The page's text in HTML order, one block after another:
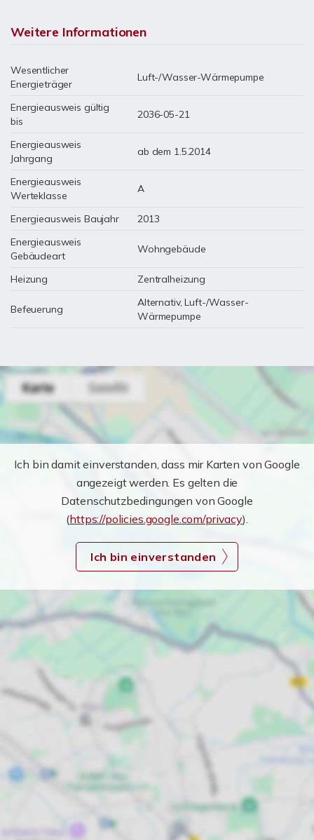
Weitere Informationen
Wesentlicher
Energieträger
Luft-/Wasser-Wärmepumpe
Energieausweis gültig
bis
2036-05-21
Energieausweis
Jahrgang
ab dem 1.5.2014
Energieausweis
Werteklasse
A
Energieausweis Baujahr
2013
Energieausweis
Gebäudeart
Wohngebäude
Heizung Zentralheizung
Befeuerung
Alternativ, Luft-/Wasser-
Wärmepumpe
Ich bin damit einverstanden, dass mir Karten von Google
angezeigt werden. Es gelten die
Datenschutzbedingungen von Google
(https://policies.google.com/privacy).
Ich bin einverstanden